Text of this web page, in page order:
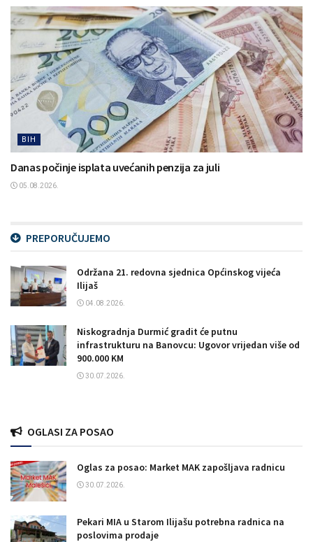
BIH
Danas počinje isplata uvećanih penzija za juli
05.08.2026.
PREPORUČUJEMO
Održana 21. redovna sjednica Općinskog vijeća
Ilijaš
04.08.2026.
Niskogradnja Durmić gradit će putnu
infrastrukturu na Banovcu: Ugovor vrijedan više od
900.000 KM
30.07.2026.
OGLASI ZA POSAO
Oglas za posao: Market MAK zapošljava radnicu
30.07.2026.
Pekari MIA u Starom Ilijašu potrebna radnica na
poslovima prodaje